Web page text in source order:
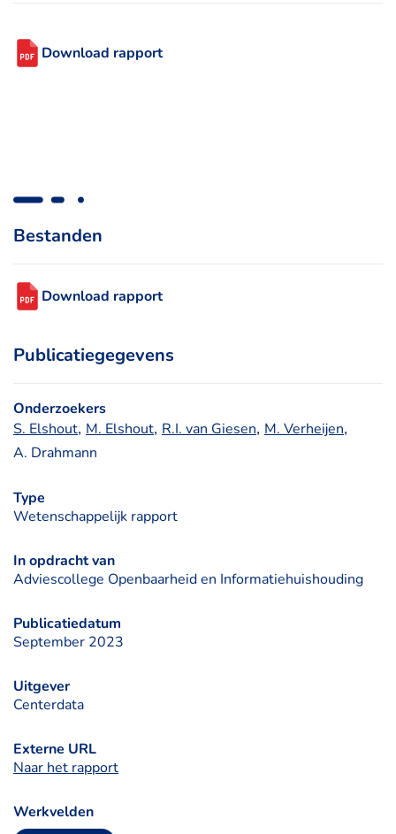
Download rapport
Bestanden
Download rapport
Publicatiegegevens
Onderzoekers
S. Elshout, M. Elshout, R.I. van Giesen, M. Verheijen,
A. Drahmann
Type
Wetenschappelijk rapport
In opdracht van
Adviescollege Openbaarheid en Informatiehuishouding
Publicatiedatum
September 2023
Uitgever
Centerdata
Externe URL
Naar het rapport
Werkvelden